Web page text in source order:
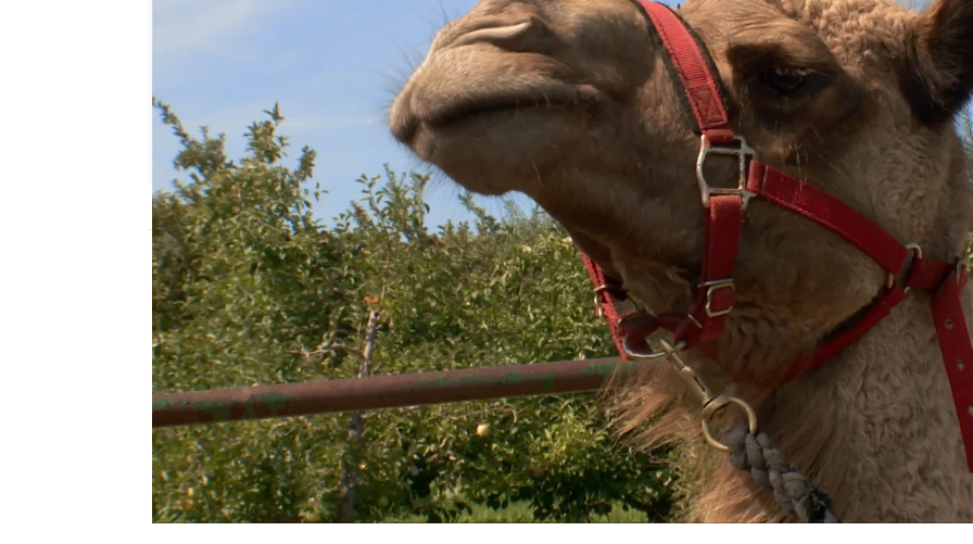
mega
Madrid
Publicado:24 de septiembre de 2021, 17:37
Sasha es un dromedarioque vive en Michigan. Sus dueños lo
utilizan para dar paseos a los niños. Pero desde hace unos días
camina mal y tiene dolores en la pata. Por eso han llamado al
Dr. Pol.No es uno de esos animales a los que uno está
acostumbrado a tratar, por eso el Dr. Pol debe comprobar por
qué cojea y tiene esos dolores. Parece que no es grave y el
doctor enseguida da con las razones de sus dolencias.